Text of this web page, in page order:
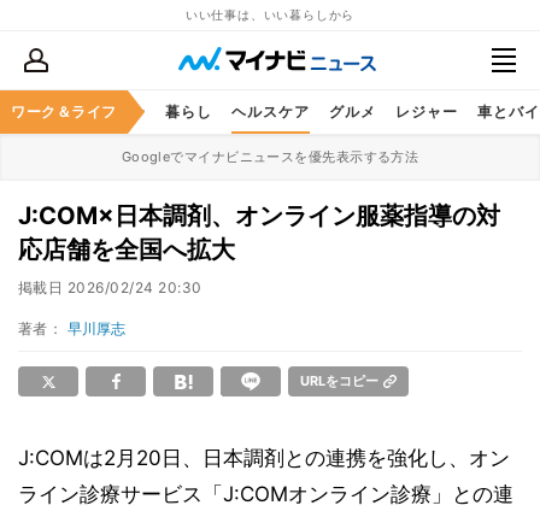
いい仕事は、いい暮らしから
ワーク＆ライフ
ススキル マネー 暮らし ヘルスケア グルメ レジャー 車とバ
Googleでマイナビニュースを優先表示する方法
J:COM×日本調剤、オンライン服薬指導の対
応店舗を全国へ拡大
掲載日 2026/02/24 20:30
著者： 早川厚志
URLをコピー
J:COMは2月20日、日本調剤との連携を強化し、オン
ライン診療サービス「J:COMオンライン診療」との連